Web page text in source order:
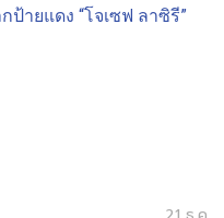
ายแดง “โจเซฟ ลาซิรี”